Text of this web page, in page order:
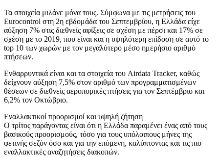
Τα στοιχεία μιλάνε μόνα τους. Σύμφωνα με τις μετρήσεις του
Eurocontrol στη 2η εβδομάδα του Σεπτεμβρίου, η Ελλάδα είχε
αύξηση 7% στις διεθνείς αφίξεις σε σχέση με πέρσι και 17% σε
σχέση με το 2019, που είναι και η υψηλότερη επίδοση σε αυτό το
top 10 των χωρών με τον μεγαλύτερο μέσο ημερήσιο αριθμό
πτήσεων.
Ενθαρρυντικά είναι και τα στοιχεία του Airdata Tracker, καθώς
δείχνουν αύξηση 7,5% στον αριθμό των προγραμματισμένων
θέσεων σε διεθνείς αεροπορικές πτήσεις για τον Σεπτέμβριο και
6,2% τον Οκτώβριο.
Εναλλακτικοί προορισμοί και υψηλή ζήτηση
Ο τρίτος παράγοντας είναι ότι η Ελλάδα παραμένει ένας από τους
βασικούς προορισμούς, τόσο για τους υπόλοιπους μήνες της
φετινής σεζόν όσο και για την επόμενη, καλύπτοντας και τις πιο
εναλλακτικές αναζητήσεις διακοπών.